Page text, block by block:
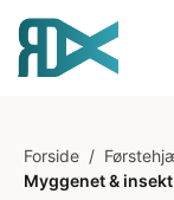
Forside /
Myggenet &